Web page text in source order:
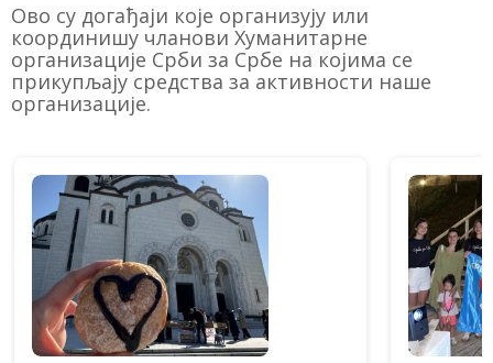
Ово су догађаји које организују или
координишу чланови Хуманитарне
организације Срби за Србе на којима се
прикупљају средства за активности наше
организације.